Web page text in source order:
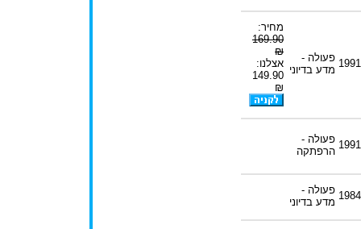
1991 פעולה -
מדע בדיוני
מחיר:
169.90
₪
אצלנו:
149.90
₪
1991 פעולה -
הרפתקה
1984 פעולה -
מדע בדיוני